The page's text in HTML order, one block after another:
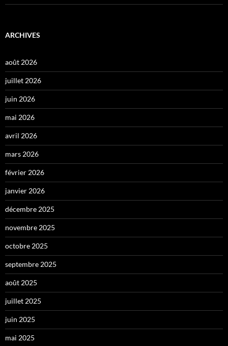
ARCHIVES
août 2026
juillet 2026
juin 2026
mai 2026
avril 2026
mars 2026
février 2026
janvier 2026
décembre 2025
novembre 2025
octobre 2025
septembre 2025
août 2025
juillet 2025
juin 2025
mai 2025